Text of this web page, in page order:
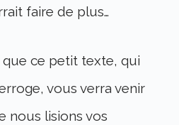
faire de plus…
que ce petit texte, qui
vous verra venir
nous lisions vos